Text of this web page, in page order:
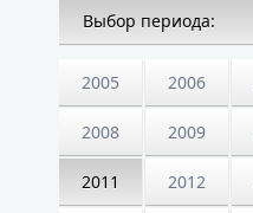
Выбор периода:
2005 2006
2008 2009
2011 2012